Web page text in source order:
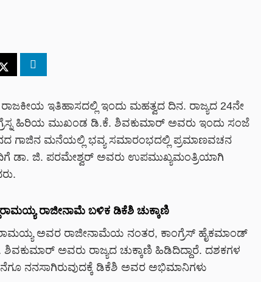
ಇತಿಹಾಸದಲ್ಲಿ ಇಂದು ಮಹತ್ವದ ದಿನ. ರಾಜ್ಯದ 24ನೇ
ಹಿರಿಯ ಮುಖಂಡ ಡಿ.ಕೆ. ಶಿವಕುಮಾರ್ ಅವರು ಇಂದು ಸಂಜೆ
ಗಾಜಿನ ಮನೆಯಲ್ಲಿ ಭವ್ಯ ಸಮಾರಂಭದಲ್ಲಿ ಪ್ರಮಾಣವಚನ
ಡಾ. ಜಿ. ಪರಮೇಶ್ವರ್ ಅವರು ಉಪಮುಖ್ಯಮಂತ್ರಿಯಾಗಿ
ರಾಜೀನಾಮೆ ಬಳಿಕ ಡಿಕೆಶಿ ಚುಕ್ಕಾಣಿ
ಅವರ ರಾಜೀನಾಮೆಯ ನಂತರ, ಕಾಂಗ್ರೆಸ್ ಹೈಕಮಾಂಡ್
ಅವರು ರಾಜ್ಯದ ಚುಕ್ಕಾಣಿ ಹಿಡಿದಿದ್ದಾರೆ. ದಶಕಗಳ
ನನಸಾಗಿರುವುದಕ್ಕೆ ಡಿಕೆಶಿ ಅವರ ಅಭಿಮಾನಿಗಳು